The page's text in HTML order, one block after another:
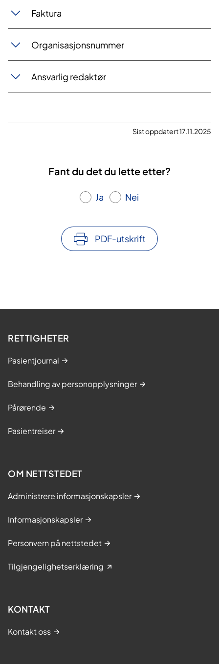
Faktura
Organisasjonsnummer
Ansvarlig redaktør
Sist oppdatert 17.11.2025
Fant du det du lette etter?
Ja Nei
PDF-utskrift
RETTIGHETER
Pasientjournal
Behandling av personopplysninger
Pårørende
Pasientreiser
OM NETTSTEDET
Administrere informasjonskapsler
Informasjonskapsler
Personvern på nettstedet
Tilgjengelighetserklæring
KONTAKT
Kontakt oss